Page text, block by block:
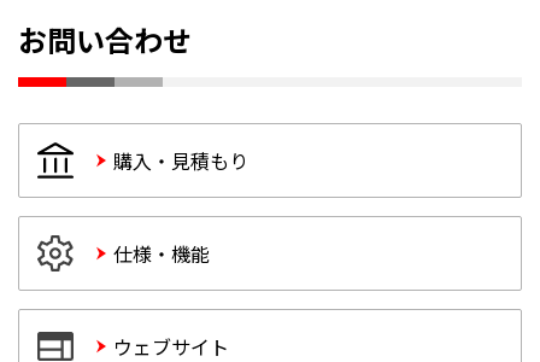
お問い合わせ
購入・見積もり
仕様・機能
ウェブサイト